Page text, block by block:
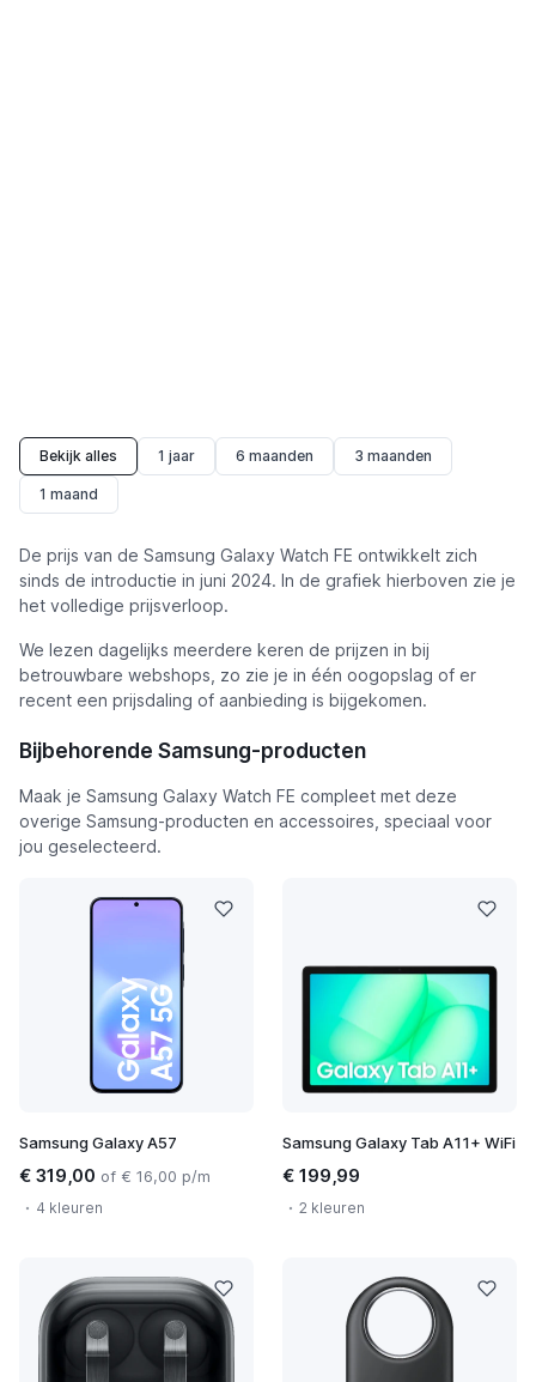
Bekijk alles 1 jaar 6 maanden 3 maanden
1 maand
De prijs van de Samsung Galaxy Watch FE ontwikkelt zich
sinds de introductie in juni 2024. In de grafiek hierboven zie je
het volledige prijsverloop.
We lezen dagelijks meerdere keren de prijzen in bij
betrouwbare webshops, zo zie je in één oogopslag of er
recent een prijsdaling of aanbieding is bijgekomen.
Bijbehorende Samsung-producten
Maak je Samsung Galaxy Watch FE compleet met deze
overige Samsung-producten en accessoires, speciaal voor
jou geselecteerd.
Samsung Galaxy A57
€ 319,00 of € 16,00 p/m
4 kleuren
Samsung Galaxy Tab A11+ WiFi
€ 199,99
2 kleuren